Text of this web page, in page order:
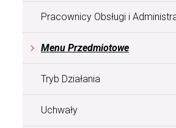
Pracownicy Obsługi i
Menu Przedmiotowe
Tryb Działania
Uchwały